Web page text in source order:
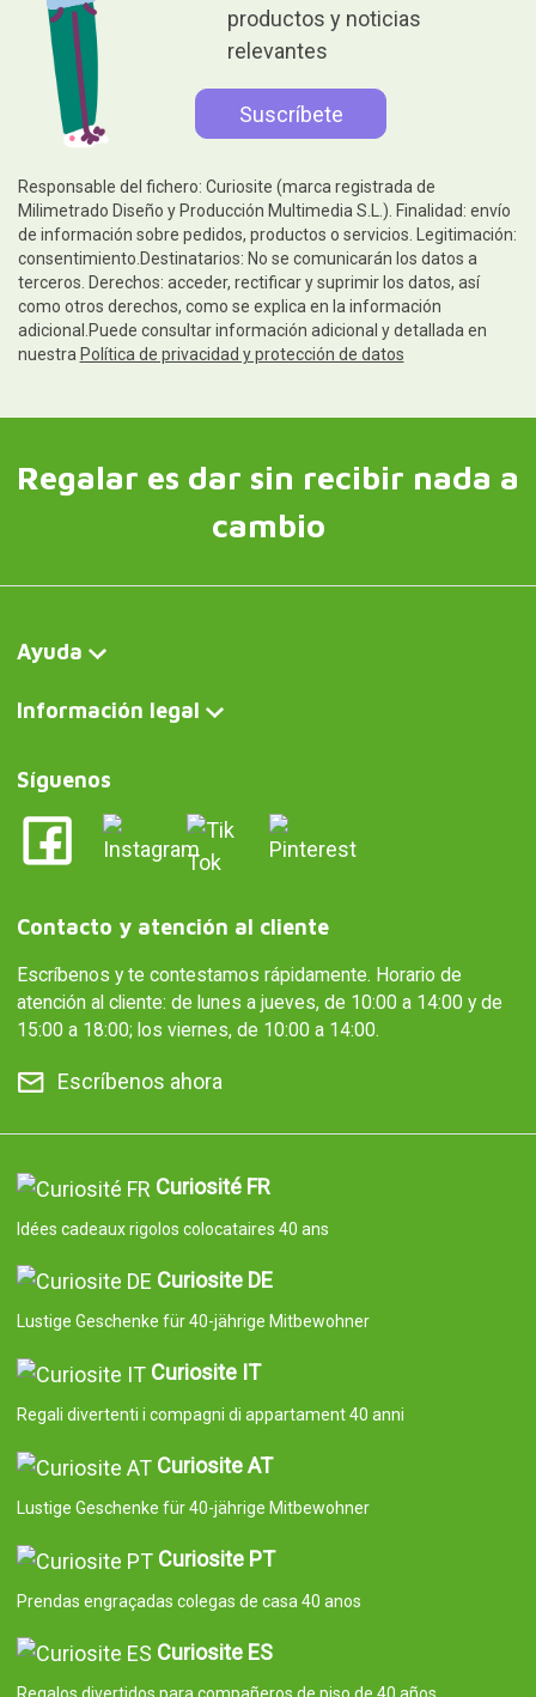
productos y noticias
relevantes
Responsable del fichero: Curiosite (marca registrada de
Milimetrado Diseño y Producción Multimedia S.L.). Finalidad: envío
de información sobre pedidos, productos o servicios. Legitimación:
consentimiento.Destinatarios: No se comunicarán los datos a
terceros. Derechos: acceder, rectificar y suprimir los datos, así
como otros derechos, como se explica en la información
adicional.Puede consultar información adicional y detallada en
nuestra Política de privacidad y protección de datos
Regalar es dar sin recibir nada a
cambio
Ayuda
Información legal
Síguenos
Contacto y atención al cliente
Escríbenos y te contestamos rápidamente. Horario de
atención al cliente: de lunes a jueves, de 10:00 a 14:00 y de
15:00 a 18:00; los viernes, de 10:00 a 14:00.
Escríbenos ahora
Curiosité FR
Idées cadeaux rigolos colocataires 40 ans
Curiosite DE
Lustige Geschenke für 40-jährige Mitbewohner
Curiosite IT
Regali divertenti i compagni di appartament 40 anni
Curiosite AT
Lustige Geschenke für 40-jährige Mitbewohner
Curiosite PT
Prendas engraçadas colegas de casa 40 anos
Curiosite ES